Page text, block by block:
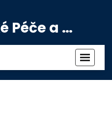
Kosmetické Péče a Výživové Doplňky